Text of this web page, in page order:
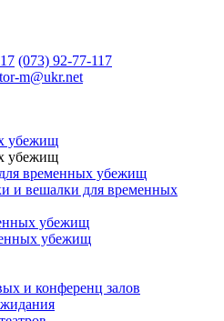
(073) 92-77-117
m@ukr.net
убежищ
убежищ
временных убежищ
и вешалки для временных
убежищ
убежищ
и конференц залов